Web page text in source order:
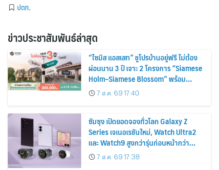
ปตท.
ข่าวประชาสัมพันธ์ล่าสุด
“ไซมิส แอสเสท” ชูโปรบ้านอยู่ฟรี ไม่ต้อง
ผ่อนนาน 3 ปี เจาะ 2 โครงการ “Siamese
Holm–Siamese Blossom” พร้อม
ส่วนลดและสิทธิพิเศษถึง 31 สิงหาคม
2569
7 ส.ค. 69 17:40
ซัมซุง เปิดยอดจองทั่วโลก Galaxy Z
Series เจเนอเรชันใหม่, Watch Ultra2
และ Watch9 สูงกว่ารุ่นก่อนหน้ากว่า
30%7 ส.ค. 69 17:38